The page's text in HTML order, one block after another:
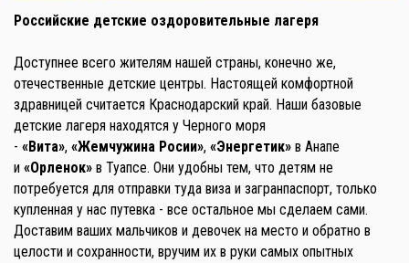
Российские детские оздоровительные лагеря
Доступнее всего жителям нашей страны, конечно же,
отечественные детские центры. Настоящей комфортной
здравницей считается Краснодарский край. Наши базовые
детские лагеря находятся у Черного моря
- «Вита», «Жемчужина Росии», «Энергетик» в Анапе
и «Орленок» в Туапсе. Они удобны тем, что детям не
потребуется для отправки туда виза и загранпаспорт, только
купленная у нас путевка - все остальное мы сделаем сами.
Доставим ваших мальчиков и девочек на место и обратно в
целости и сохранности, вручим их в руки самых опытных